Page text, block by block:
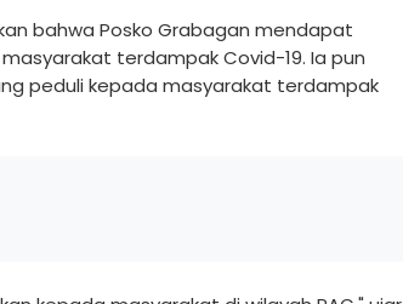
bahwa Posko Grabagan mendapat
terdampak Covid-19. Ia pun
peduli kepada masyarakat terdampak